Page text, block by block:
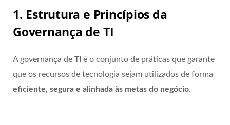
1. Estrutura e Princípios da
Governança de TI
A governança de TI é o conjunto de práticas que garante
que os recursos de tecnologia sejam utilizados de forma
eficiente, segura e alinhada às metas do negócio.